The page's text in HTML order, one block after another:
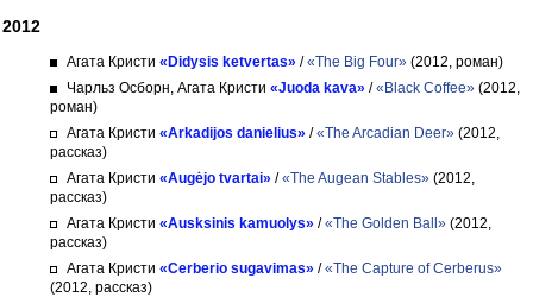
2012
Агата Кристи «Didysis ketvertas» /«The Big Four» (2012, роман)
Чарльз Осборн, Агата Кристи «Juoda kava» /«Black Coffee» (2012,
роман)
Агата Кристи «Arkadijos danielius» /«The Arcadian Deer» (2012,
рассказ)
Агата Кристи «Augėjo tvartai» /«The Augean Stables» (2012,
рассказ)
Агата Кристи «Ausksinis kamuolys» /«The Golden Ball» (2012,
рассказ)
Агата Кристи «Cerberio sugavimas» /«The Capture of Cerberus»
(2012, рассказ)